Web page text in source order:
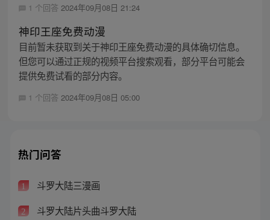
1 个回答 2024年09月08日 21:24
神印王座免费动漫
目前暂未获取到关于神印王座免费动漫的具体确切信息。
但您可以通过正规的视频平台搜索观看，部分平台可能会
提供免费试看的部分内容。
1 个回答 2024年09月08日 05:00
热门问答
1 斗罗大陆三漫画
2 斗罗大陆片头曲斗罗大陆